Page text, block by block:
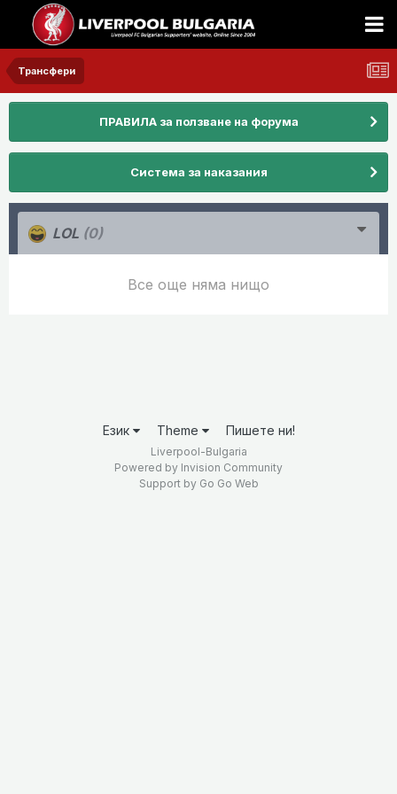
Трансфери
ПРАВИЛА за ползване на форума
Система за наказания
LOL (0)
Все още няма нищо
Език Theme Пишете ни!
Liverpool-Bulgaria
Powered by Invision Community
Support by Go Go Web